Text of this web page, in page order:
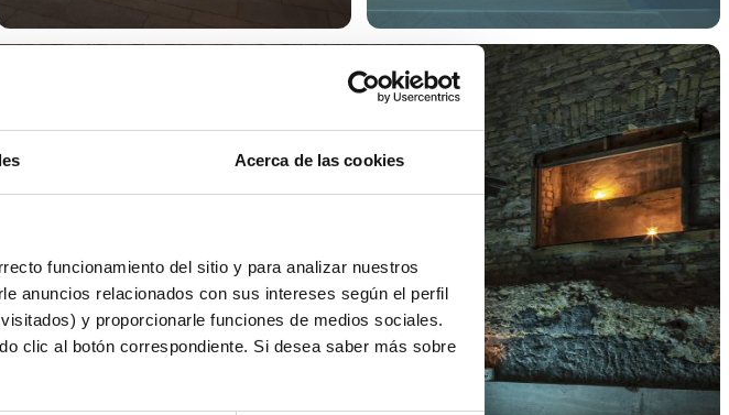
Acerca de las cookies
funcionamiento del sitio y para analizar nuestros
anuncios relacionados con sus intereses según el perfil
y proporcionarle funciones de medios sociales.
clic al botón correspondiente. Si desea saber más sobre